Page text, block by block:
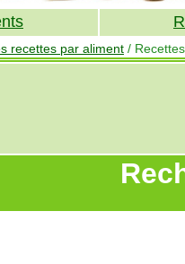
recettes par aliment /